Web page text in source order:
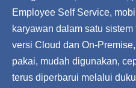
Employee Self Service,
karyawan dalam satu
versi Cloud dan On-
pakai, mudah digunakan,
terus diperbarui melalui